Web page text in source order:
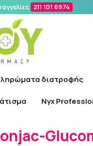
211 101 6974
διατροφής
Nyx
/ Γλυκομαννάνη-